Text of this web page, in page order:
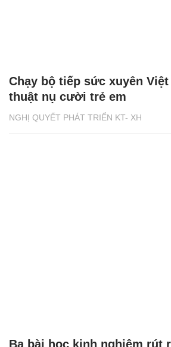
NGHỊ QUYẾT PHÁT TRIỂN KT- XH
Chạy bộ tiếp sức xuyên
thuật nụ cười trẻ em
Ba bài học kinh nghiệm rút